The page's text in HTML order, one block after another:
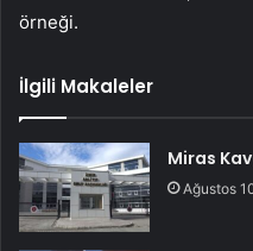
örneği.
İlgili Makaleler
Miras
Ağustos